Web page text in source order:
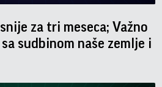
za tri meseca; Važno
sudbinom naše zemlje i